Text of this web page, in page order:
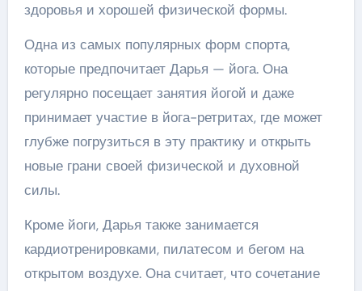
здоровья и хорошей физической формы.
Одна из самых популярных форм спорта,
которые предпочитает Дарья — йога. Она
регулярно посещает занятия йогой и даже
принимает участие в йога-ретритах, где может
глубже погрузиться в эту практику и открыть
новые грани своей физической и духовной
силы.
Кроме йоги, Дарья также занимается
кардиотренировками, пилатесом и бегом на
открытом воздухе. Она считает, что сочетание